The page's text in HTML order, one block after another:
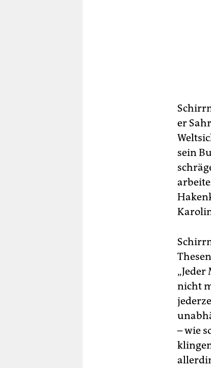
er
sein
nicht
– wie